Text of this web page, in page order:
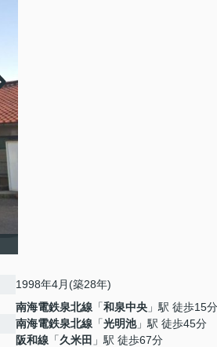
1998年4月(築28年)
南海電鉄泉北線 「和泉中央 」駅 徒歩15分
南海電鉄泉北線 「光明池」駅 徒歩45分
阪和線 「久米田 」駅 徒歩67分